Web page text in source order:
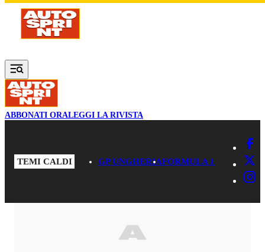
Vai al contenuto principale
ABBONATI ORALEGGI LA RIVISTA
TEMI CALDI GP UNGHERIAFORMULA 1